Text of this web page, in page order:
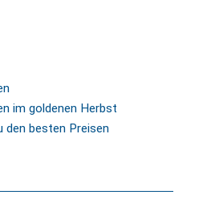
im goldenen Herbst
den besten Preisen